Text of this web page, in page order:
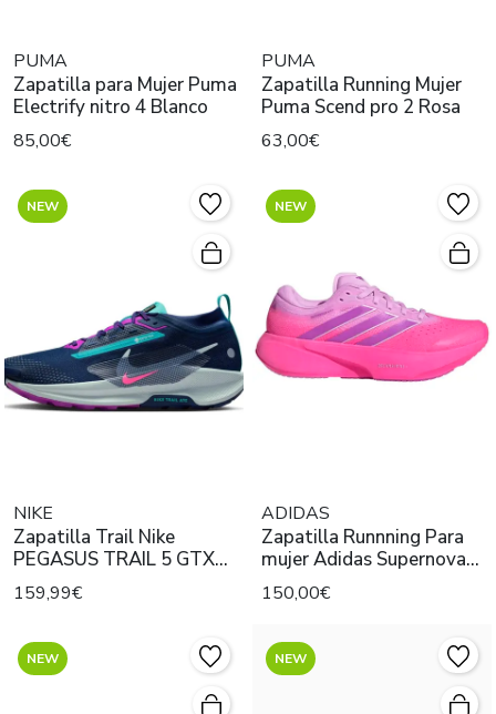
PUMA
Zapatilla para Mujer Puma
Electrify nitro 4 Blanco
85,00€
PUMA
Zapatilla Running Mujer
Puma Scend pro 2 Rosa
63,00€
NEW
NIKE
Zapatilla Trail Nike
PEGASUS TRAIL 5 GTX
Violeta
159,99€
NEW
ADIDAS
Zapatilla Runnning Para
mujer Adidas Supernova
RISE 3 Rosa
150,00€
NEW NEW